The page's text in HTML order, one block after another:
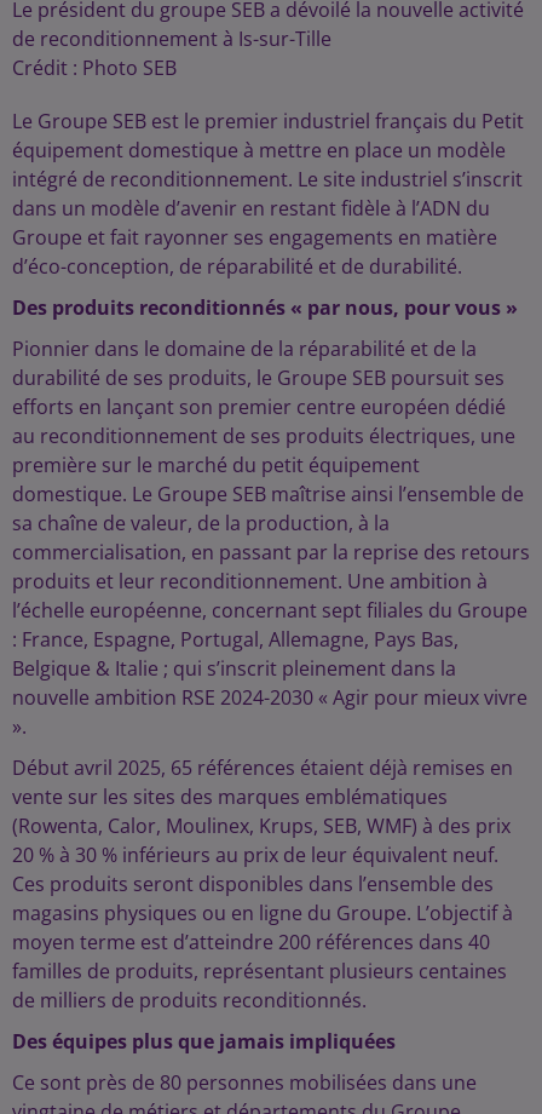
Le président du groupe SEB a dévoilé la nouvelle activité
de reconditionnement à Is-sur-Tille
Crédit : Photo SEB
Le Groupe SEB est le premier industriel français du Petit
équipement domestique à mettre en place un modèle
intégré de reconditionnement. Le site industriel s’inscrit
dans un modèle d’avenir en restant fidèle à l’ADN du
Groupe et fait rayonner ses engagements en matière
d’éco-conception, de réparabilité et de durabilité.
Des produits reconditionnés « par nous, pour vous »
Pionnier dans le domaine de la réparabilité et de la
durabilité de ses produits, le Groupe SEB poursuit ses
efforts en lançant son premier centre européen dédié
au reconditionnement de ses produits électriques, une
première sur le marché du petit équipement
domestique. Le Groupe SEB maîtrise ainsi l’ensemble de
sa chaîne de valeur, de la production, à la
commercialisation, en passant par la reprise des retours
produits et leur reconditionnement. Une ambition à
l’échelle européenne, concernant sept filiales du Groupe
: France, Espagne, Portugal, Allemagne, Pays Bas,
Belgique & Italie ; qui s’inscrit pleinement dans la
nouvelle ambition RSE 2024-2030 « Agir pour mieux vivre
».
Début avril 2025, 65 références étaient déjà remises en
vente sur les sites des marques emblématiques
(Rowenta, Calor, Moulinex, Krups, SEB, WMF) à des prix
20 % à 30 % inférieurs au prix de leur équivalent neuf.
Ces produits seront disponibles dans l’ensemble des
magasins physiques ou en ligne du Groupe. L’objectif à
moyen terme est d’atteindre 200 références dans 40
familles de produits, représentant plusieurs centaines
de milliers de produits reconditionnés.
Des équipes plus que jamais impliquées
Ce sont près de 80 personnes mobilisées dans une